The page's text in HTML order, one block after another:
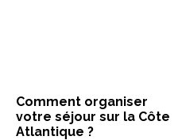
Comment organiser
votre séjour sur la Côte
Atlantique ?